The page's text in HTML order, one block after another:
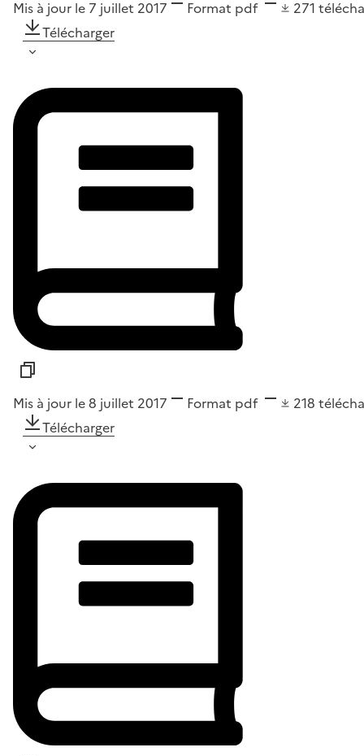
Mis à jour le 7 juillet 2017 Format pdf 271
Télécharger
Mis à jour le 8 juillet 2017 Format pdf 218
Télécharger